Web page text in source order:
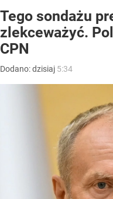
Tego sondażu
zlekceważyć.
CPN
Dodano:dzisiaj 5:34